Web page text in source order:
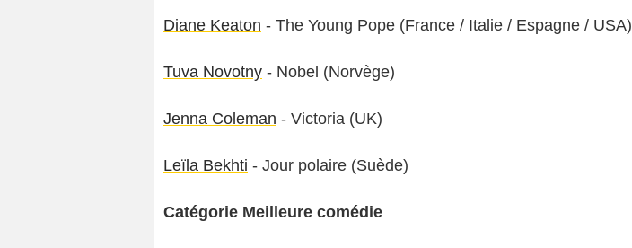
Diane Keaton - The Young Pope (France / Italie / Espagne / USA)
Tuva Novotny - Nobel (Norvège)
Jenna Coleman - Victoria (UK)
Leïla Bekhti - Jour polaire (Suède)
Catégorie Meilleure comédie